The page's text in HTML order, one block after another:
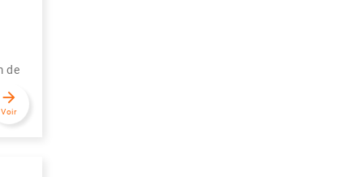
de
arrow_forward
Voir